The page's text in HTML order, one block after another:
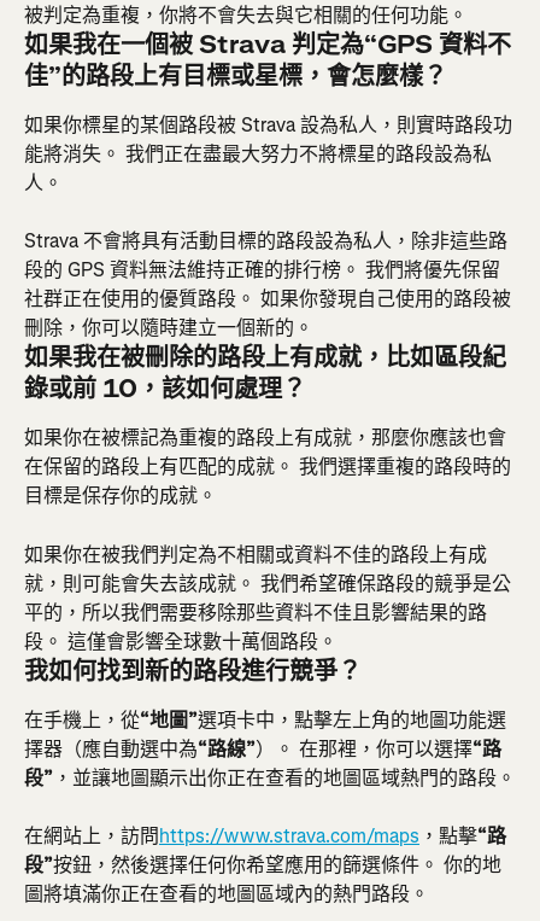
被判定為重複，你將不會失去與它相關的任何功能。
如果我在一個被 Strava 判定為“GPS 資料不
佳”的路段上有目標或星標，會怎麼樣？
如果你標星的某個路段被 Strava 設為私人，則實時路段功
能將消失。 我們正在盡最大努力不將標星的路段設為私
人。
Strava 不會將具有活動目標的路段設為私人，除非這些路
段的 GPS 資料無法維持正確的排行榜。 我們將優先保留
社群正在使用的優質路段。 如果你發現自己使用的路段被
刪除，你可以隨時建立一個新的。
如果我在被刪除的路段上有成就，比如區段紀
錄或前 10，該如何處理？
如果你在被標記為重複的路段上有成就，那麼你應該也會
在保留的路段上有匹配的成就。 我們選擇重複的路段時的
目標是保存你的成就。
如果你在被我們判定為不相關或資料不佳的路段上有成
就，則可能會失去該成就。 我們希望確保路段的競爭是公
平的，所以我們需要移除那些資料不佳且影響結果的路
段。 這僅會影響全球數十萬個路段。
我如何找到新的路段進行競爭？
在手機上，從“地圖”選項卡中，點擊左上角的地圖功能選
擇器（應自動選中為“路線”）。 在那裡，你可以選擇“路
段” ，並讓地圖顯示出你正在查看的地圖區域熱門的路段。
在網站上，訪問https://www.strava.com/maps ，點擊“路
段”按鈕，然後選擇任何你希望應用的篩選條件。 你的地
圖將填滿你正在查看的地圖區域內的熱門路段。